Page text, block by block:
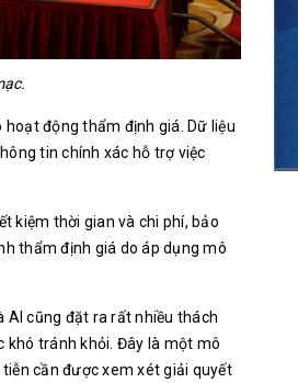
động thẩm định giá. Dữ liệu
tin chính xác hỗ trợ việc
kiệm thời gian và chi phí, bảo
thẩm định giá do áp dụng mô
AI cũng đặt ra rất nhiều thách
khó tránh khỏi. Đây là một mô
cần được xem xét giải quyết